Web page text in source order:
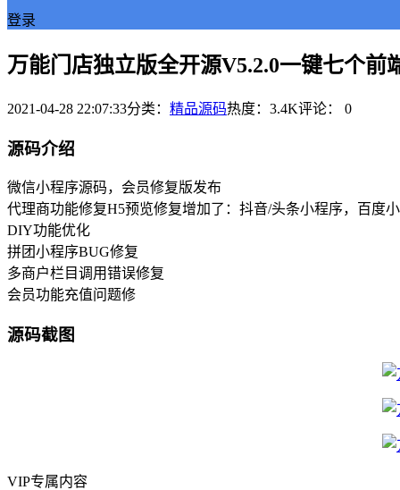
登录
万能门店独立版全开源V5.2.0一键七个前
2021-04-28 22:07:33分类： 精品源码热度：3.4K评论： 0
源码介绍
微信小程序源码，会员修复版发布
代理商功能修复H5预览修复增加了：抖音/头条小程序，百度
DIY功能优化
拼团小程序BUG修复
多商户栏目调用错误修复
会员功能充值问题修
源码截图
VIP专属内容